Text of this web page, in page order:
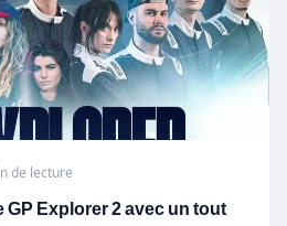
de lecture
Explorer 2 avec un tout